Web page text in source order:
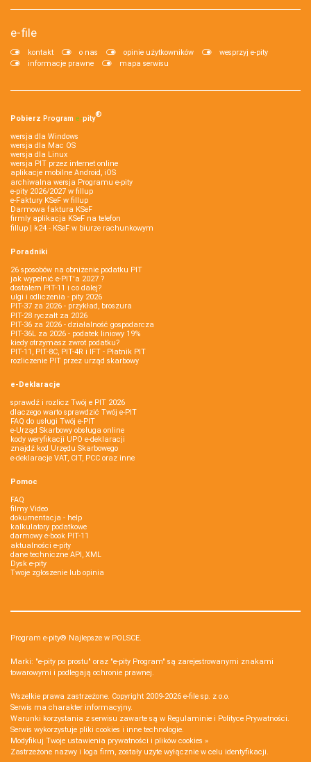
e-file
kontakt o nas opinie użytkowników
wesprzyj e-pity
informacje prawne
mapa serwisu
Pobierz Program e‑pity®
wersja dla Windows
wersja dla Mac OS
wersja dla Linux
wersja PIT przez internet online
aplikacje mobilne Android, iOS
archiwalna wersja Programu e-pity
e-pity 2026/2027 w fillup
e‑Faktury KSeF w fillup
Darmowa faktura KSeF
firmly aplikacja KSeF na telefon
fillup | k24 - KSeF w biurze rachunkowym
Poradniki
26 sposobów na obniżenie podatku PIT
jak wypełnić e-PIT'a 2027 ?
dostałem PIT-11 i co dalej?
ulgi i odliczenia - pity 2026
PIT-37 za 2026 - przykład, broszura
PIT-28 ryczałt za 2026
PIT-36 za 2026 - działalność gospodarcza
PIT-36L za 2026 - podatek liniowy 19%
kiedy otrzymasz zwrot podatku?
PIT-11, PIT-8C, PIT-4R i IFT - Płatnik PIT
rozliczenie PIT przez urząd skarbowy
e-Deklaracje
sprawdź i rozlicz Twój e PIT 2026
dlaczego warto sprawdzić Twój e-PIT
FAQ do usługi Twój e-PIT
e-Urząd Skarbowy obsługa online
kody weryfikacji UPO e-deklaracji
znajdź kod Urzędu Skarbowego
e-deklaracje VAT, CIT, PCC oraz inne
Pomoc
FAQ
filmy Video
dokumentacja - help
kalkulatory podatkowe
darmowy e-book PIT-11
aktualności e-pity
dane techniczne API, XML
Dysk e-pity
Twoje zgłoszenie lub opinia
Program e-pity® Najlepsze w POLSCE.
Marki: "e-pity po prostu" oraz "e-pity Program" są zarejestrowanymi znakami
towarowymi i podlegają ochronie prawnej.
Wszelkie prawa zastrzeżone. Copyright 2009-2026 e-file sp. z o.o.
Serwis ma charakter informacyjny.
Warunki korzystania z serwisu zawarte są w Regulaminie i Polityce Prywatności.
Serwis wykorzystuje pliki cookies i inne technologie.
Modyfikuj Twoje ustawienia prywatności i plików cookies »
Zastrzeżone nazwy i loga firm, zostały użyte wyłącznie w celu identyfikacji.